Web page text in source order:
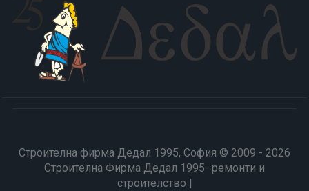
Строителна фирма Дедал 1995, София © 2009 - 2026
Строителна Фирма Дедал 1995- ремонти и
строителство |